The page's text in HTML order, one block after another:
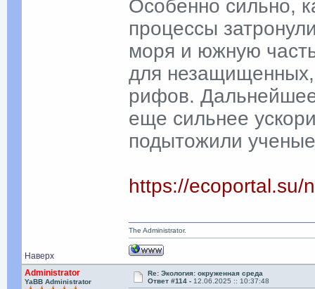
Особенно сильно,
процессы
моря и южную
для
рифов. Дальнейшее
еще сильнее
подытожили
https://ecoportal.su/
Наверх
The Administrator.
Administrator
YaBB Administrator
Re: Экология: окруженная среда
Ответ #114 - 12.06.2025 :: 10:37:48